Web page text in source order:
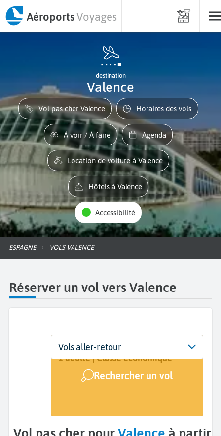
AéroportsVoyages
destination
Valence
Vol pas cher Valence Horaires des vols
À voir / À faire Agenda
Location de voiture à Valence
Hôtels à Valence
Accessibilité
ESPAGNE VOLS VALENCE
Réserver un vol vers Valence
Départ
De...
Dates
Dates de votre voyage
Voyageurs | Classe
1 adulte | Classe économique
Rechercher un vol
Vols aller-retour
Vol pas cher pourValence à partir